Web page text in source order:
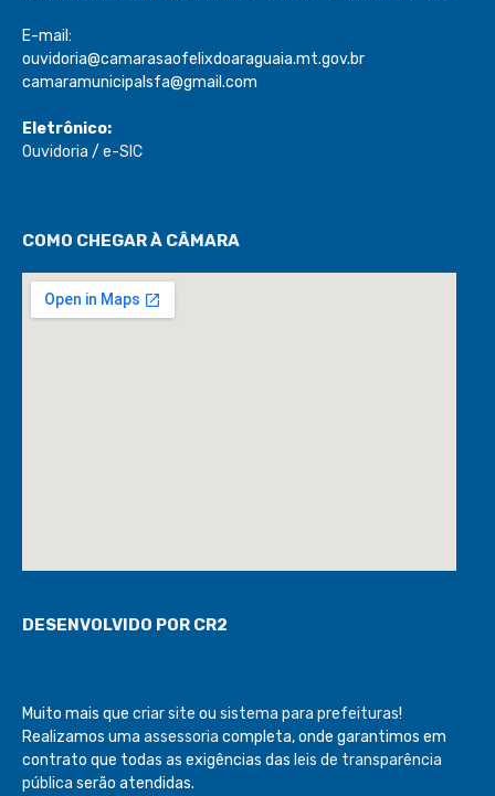
E-mail:
ouvidoria@camarasaofelixdoaraguaia.mt.gov.br
camaramunicipalsfa@gmail.com
Eletrônico:
Ouvidoria / e-SIC
COMO CHEGAR À CÂMARA
DESENVOLVIDO POR CR2
Muito mais que criar site ou sistema para prefeituras!
Realizamos uma assessoria completa, onde garantimos em
contrato que todas as exigências das leis de transparência
pública serão atendidas.